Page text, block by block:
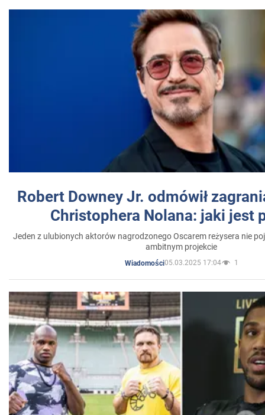
Robert Downey Jr. odmówił
Christophera Nolana: jaki jest
Jeden z ulubionych aktorów nagrodzonego Oscarem reżysera nie
ambitnym projekcie
Wiadomości05.03.2025 17:04 1